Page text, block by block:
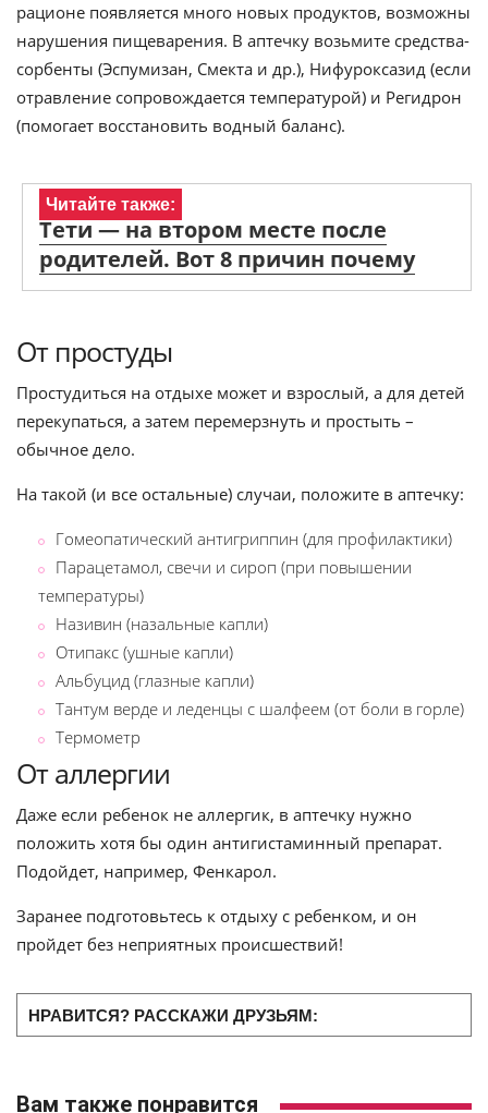
рационе появляется много новых продуктов, возможны
нарушения пищеварения. В аптечку возьмите средства-
сорбенты (Эспумизан, Смекта и др.), Нифуроксазид (если
отравление сопровождается температурой) и Регидрон
(помогает восстановить водный баланс).
Читайте также:
Тети — на втором месте после
родителей. Вот 8 причин почему
От простуды
Простудиться на отдыхе может и взрослый, а для детей
перекупаться, а затем перемерзнуть и простыть –
обычное дело.
На такой (и все остальные) случаи, положите в аптечку:
Гомеопатический антигриппин (для профилактики)
Парацетамол, свечи и сироп (при повышении
температуры)
Називин (назальные капли)
Отипакс (ушные капли)
Альбуцид (глазные капли)
Тантум верде и леденцы с шалфеем (от боли в горле)
Термометр
От аллергии
Даже если ребенок не аллергик, в аптечку нужно
положить хотя бы один антигистаминный препарат.
Подойдет, например, Фенкарол.
Заранее подготовьтесь к отдыху с ребенком, и он
пройдет без неприятных происшествий!
НРАВИТСЯ? РАССКАЖИ ДРУЗЬЯМ:
Вам также понравится